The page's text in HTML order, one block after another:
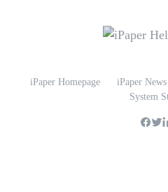
iPaper Homepage iPaper News
System